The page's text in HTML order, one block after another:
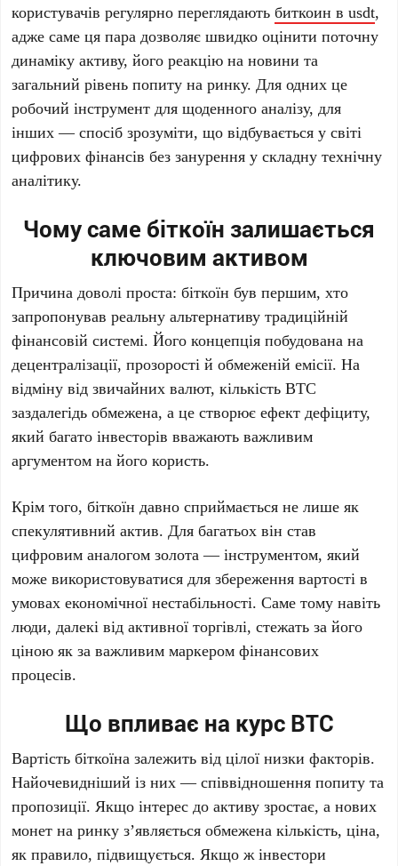
користувачів регулярно переглядаютьбиткоин в usdt,
адже саме ця пара дозволяє швидко оцінити поточну
динаміку активу, його реакцію на новини та
загальний рівень попиту на ринку. Для одних це
робочий інструмент для щоденного аналізу, для
інших — спосіб зрозуміти, що відбувається у світі
цифрових фінансів без занурення у складну технічну
аналітику.
Чому саме біткоїн залишається
ключовим активом
Причина доволі проста: біткоїн був першим, хто
запропонував реальну альтернативу традиційній
фінансовій системі. Його концепція побудована на
децентралізації, прозорості й обмеженій емісії. На
відміну від звичайних валют, кількість BTC
заздалегідь обмежена, а це створює ефект дефіциту,
який багато інвесторів вважають важливим
аргументом на його користь.
Крім того, біткоїн давно сприймається не лише як
спекулятивний актив. Для багатьох він став
цифровим аналогом золота — інструментом, який
може використовуватися для збереження вартості в
умовах економічної нестабільності. Саме тому навіть
люди, далекі від активної торгівлі, стежать за його
ціною як за важливим маркером фінансових
процесів.
Що впливає на курс BTC
Вартість біткоїна залежить від цілої низки факторів.
Найочевидніший із них — співвідношення попиту та
пропозиції. Якщо інтерес до активу зростає, а нових
монет на ринку з’являється обмежена кількість, ціна,
як правило, підвищується. Якщо ж інвестори